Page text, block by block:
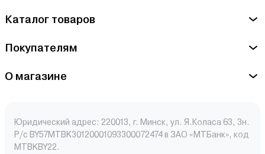
Каталог товаров
Покупателям
О магазине
Юридический адрес: 220013, г. Минск, ул. Я.Коласа 63, 3н.
Р/с BY57MTBK30120001093300072474 в ЗАО «МТБанк», код
MTBKBY22.